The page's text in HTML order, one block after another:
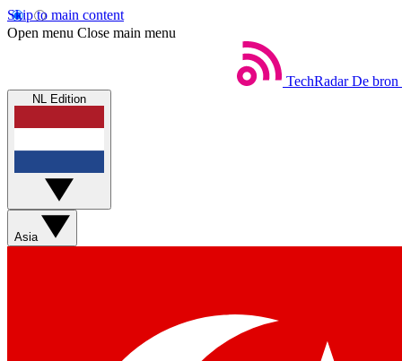
Skip to main content
Open menu Close main menu
TechRadar De bron
NL Edition
Asia